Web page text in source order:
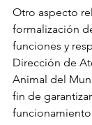
Otro aspecto
formalización
funciones y
Dirección de
Animal del
fin de